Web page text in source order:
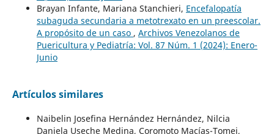
Brayan Infante, Mariana Stanchieri, Encefalopatía
subaguda secundaria a metotrexato en un preescolar.
A propósito de un caso , Archivos Venezolanos de
Puericultura y Pediatría: Vol. 87 Núm. 1 (2024): Enero-
Junio
Artículos similares
Naibelin Josefina Hernández Hernández, Nilcia
Daniela Useche Medina, Coromoto Macías-Tomei,